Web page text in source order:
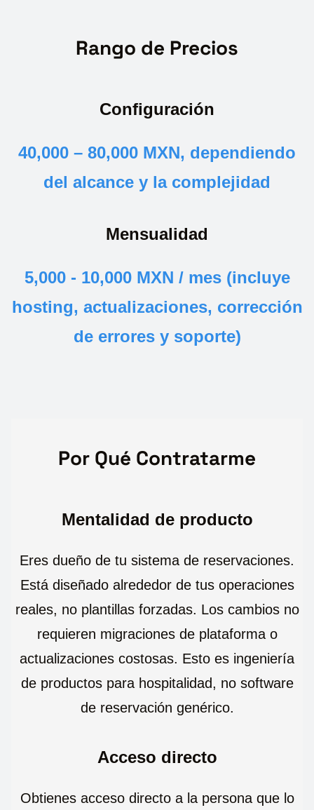
Rango de Precios
Configuración
40,000 – 80,000 MXN, dependiendo
del alcance y la complejidad
Mensualidad
5,000 - 10,000 MXN / mes (incluye
hosting, actualizaciones, corrección
de errores y soporte)
Por Qué Contratarme
Mentalidad de producto
Eres dueño de tu sistema de reservaciones.
Está diseñado alrededor de tus operaciones
reales, no plantillas forzadas. Los cambios no
requieren migraciones de plataforma o
actualizaciones costosas. Esto es ingeniería
de productos para hospitalidad, no software
de reservación genérico.
Acceso directo
Obtienes acceso directo a la persona que lo